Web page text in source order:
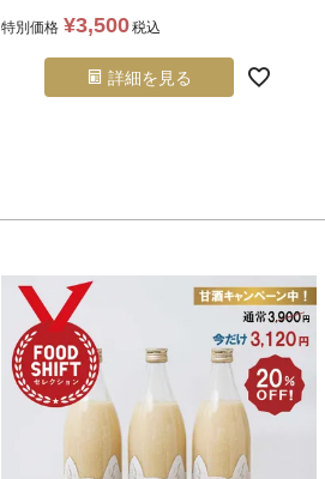
特別価格 ¥3,500税込
詳細を見る